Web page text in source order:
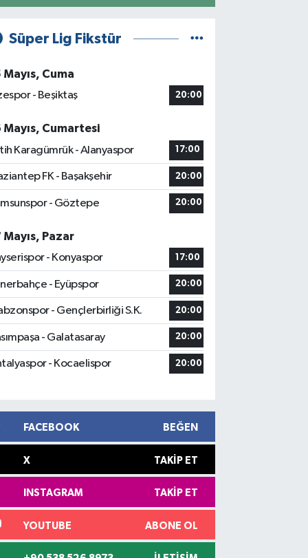
Süper Lig Fikstür
Mayıs, Cuma
- Beşiktaş
20:00
Mayıs, Cumartesi
Karagümrük - Alanyaspor
17:00
FK - Başakşehir 20:00
- Göztepe 20:00
Mayıs, Pazar
- Konyaspor
17:00
- Eyüpspor 20:00
- Gençlerbirliği S.K. 20:00
- Galatasaray 20:00
- Kocaelispor 20:00
FACEBOOK BEĞEN
X TAKIP ET
INSTAGRAM TAKIP ET
YOUTUBE ABONE OL